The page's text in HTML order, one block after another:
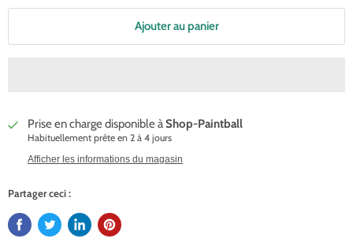
Ajouter au panier
Prise en charge disponible àShop-Paintball
Habituellement prête en 2 à 4 jours
Afficher les informations du magasin
Partager ceci :